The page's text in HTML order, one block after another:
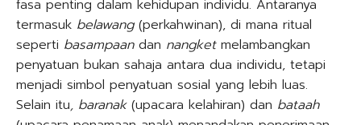
fasa penting dalam kehidupan individu. Antaranya
termasuk belawang(perkahwinan), di mana ritual
seperti basampaandan nangketmelambangkan
penyatuan bukan sahaja antara dua individu, tetapi
menjadi simbol penyatuan sosial yang lebih luas.
Selain itu, baranak(upacara kelahiran) dan bataah